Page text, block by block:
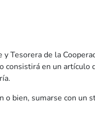
Tesorera de la
consistirá en un artículo
o bien, sumarse con un